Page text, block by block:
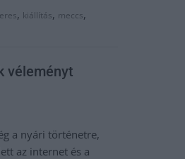
, kiállítás, meccs,
véleményt
a nyári történetre,
az internet és a